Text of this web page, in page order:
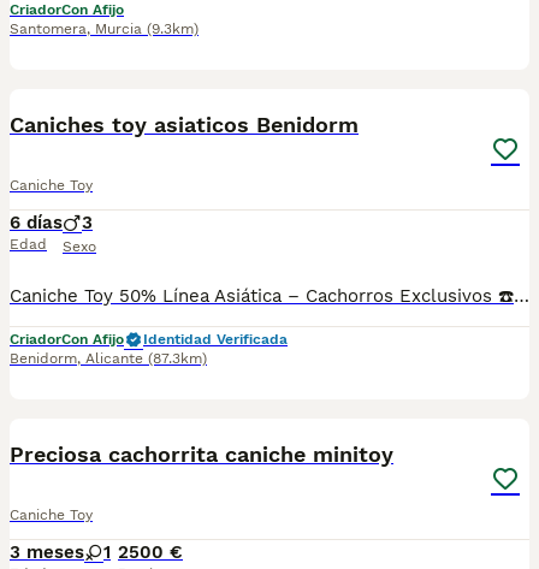
CriadorCon Afijo
Santomera, Murcia (9.3km)
Caniches toy asiaticos Benidorm
Caniche Toy
6 días
Edad
3
Sexo
Caniche Toy 50% Línea Asiática – Cachorros Exclusivos ☎️604370339 Disponibles preciosos Caniches Toy 50% línea asiática, seleccionados por su excelente genética, belleza, carácter equilibrado y calidad. 🐶 Listos para entregar a finales de septiembre Somos Centro Canino Autorizado con Núcleo Zoológico, especializados en la cría responsable de razas pequeñas. Nuestros cachorros se entregan con: ✔ Microchip. ✔ Pasaporte y cartilla veterinaria. ✔ Vacunas y desparasitaciones correspondientes a su edad. ✔ Revisión veterinaria completa. ✔ Contrato de compraventa con todas las garantías. ✔ Factura. ✔ Asesoramiento personalizado antes y después de la entrega. Criamos en un entorno familiar, prestando especial atención a la socialización temprana para que cada cachorro llegue perfectamente preparado para integrarse en su nuevo hogar. 📞 Solicita fotos, vídeos e información sin compromiso. Atención personalizada con cita previa.
CriadorCon Afijo
Identidad Verificada
Benidorm, Alicante (87.3km)
Preciosa cachorrita caniche minitoy
Caniche Toy
3 meses 1 2500 €